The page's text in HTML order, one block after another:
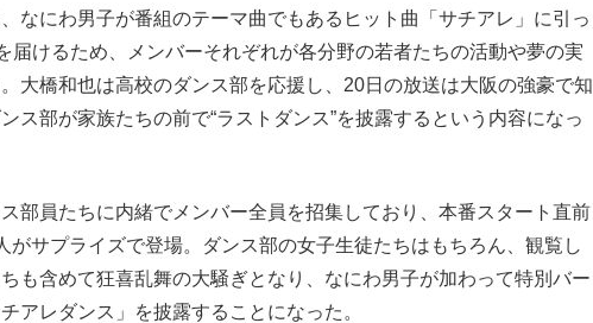
なにわ男子が番組のテーマ曲でもあるヒット曲「サチアレ」に引っ
届けるため、メンバーそれぞれが各分野の若者たちの活動や夢の実
大橋和也は高校のダンス部を応援し、20日の放送は大阪の強豪で知
ス部が家族たちの前で“ラストダンス”を披露するという内容になっ
部員たちに内緒でメンバー全員を招集しており、本番スタート直前
がサプライズで登場。ダンス部の女子生徒たちはもちろん、観覧し
も含めて狂喜乱舞の大騒ぎとなり、なにわ男子が加わって特別バー
アレダンス」を披露することになった。